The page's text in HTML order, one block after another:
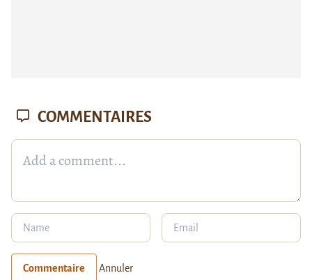
COMMENTAIRES
Commentaire Annuler